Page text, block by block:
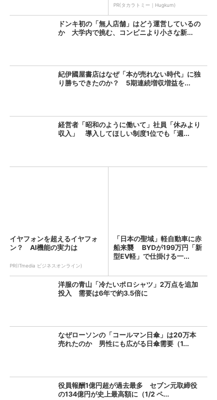
PR(タカラトミー｜Hugkum)
ドンキ初の「無人店舗」はどう運営しているの
か 大学内で挑む、コンビニより小さな新...
紀伊國屋書店はなぜ「本が売れない時代」に独
り勝ちできたのか？ 5期連続増収増益を...
経営者「昭和のように働いて」社員「休みより
収入」 導入してほしい制度1位でも「週...
イヤフォンを超えるイヤフォ
ン？ AI機能の実力は
PR(ITmedia ビジネスオンライン)
「日本の聖域」軽自動車に赤
船来襲 BYDが199万円「新
型EV軽」で仕掛ける一...
洋服の青山「冷たいポロシャツ」2万点を追加
投入 需要は6年で約3.5倍に
なぜローソンの「コールマン日傘」は20万本
売れたのか 男性にも広がる日傘需要（1...
役員報酬1億円超が過去最多 セブン元取締役
の134億円が史上最高額に（1/2 ペ...